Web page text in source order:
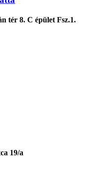
tér 8. C épület Fsz.1.
19/a